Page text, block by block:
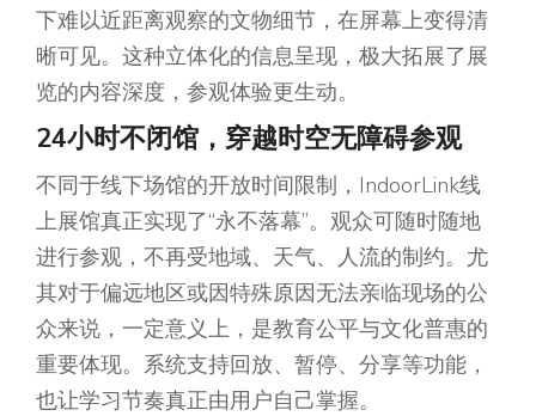
下难以近距离观察的文物细节，在屏幕上变得清
晰可见。这种立体化的信息呈现，极大拓展了展
览的内容深度，参观体验更生动。
24小时不闭馆， 穿越时空无障碍参观
不同于线下场馆的开放时间限制，IndoorLink线
上展馆真正实现了“永不落幕”。观众可随时随地
进行参观，不再受地域、天气、人流的制约。尤
其对于偏远地区或因特殊原因无法亲临现场的公
众来说，一定意义上，是教育公平与文化普惠的
重要体现。系统支持回放、暂停、分享等功能，
也让学习节奏真正由用户自己掌握。